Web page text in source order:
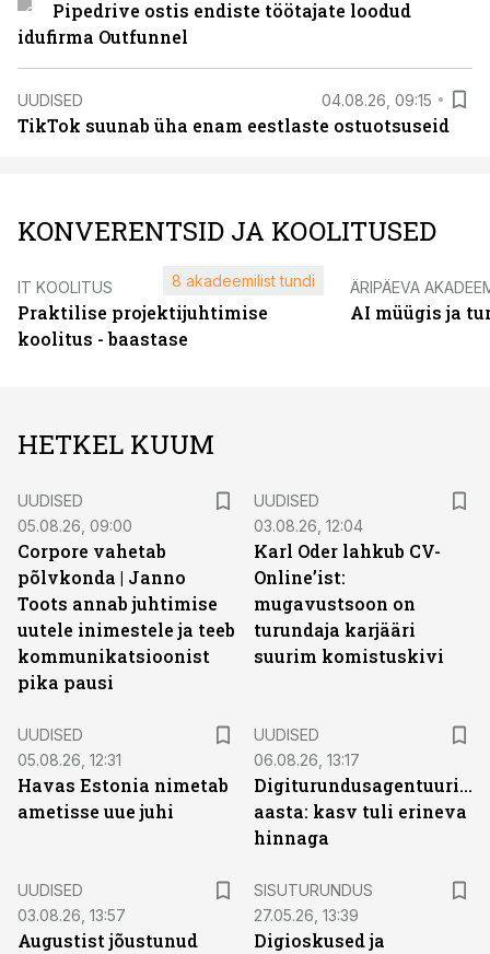
Pipedrive ostis endiste töötajate loodud
idufirma Outfunnel
UUDISED 04.08.26, 09:15
TikTok suunab üha enam eestlaste ostuotsuseid
KONVERENTSID JA KOOLITUSED
IT KOOLITUS
Praktilise projektijuhtimise
koolitus - baastase
8 akadeemilist tundi ÄRIPÄEVA
AI müügis ja
HETKEL KUUM
UUDISED
05.08.26, 09:00
Corpore vahetab
põlvkonda | Janno
Toots annab juhtimise
uutele inimestele ja teeb
kommunikatsioonist
pika pausi
UUDISED
03.08.26, 12:04
Karl Oder lahkub CV-
Online’ist:
mugavustsoon on
turundaja karjääri
suurim komistuskivi
UUDISED
05.08.26, 12:31
Havas Estonia nimetab
ametisse uue juhi
UUDISED
06.08.26, 13:17
Digiturundusagentuuride
aasta: kasv tuli erineva
hinnaga
UUDISED
03.08.26, 13:57
Augustist jõustunud
SISUTURUNDUS
27.05.26, 13:39
Digioskused ja